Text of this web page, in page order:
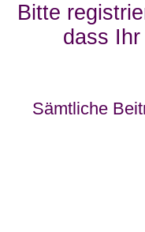
Bitte
dass
Sämtliche